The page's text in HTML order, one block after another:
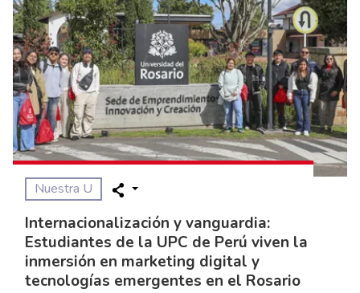
Nuestra U
Internacionalización y vanguardia:
Estudiantes de la UPC de Perú viven la
inmersión en marketing digital y
tecnologías emergentes en el Rosario